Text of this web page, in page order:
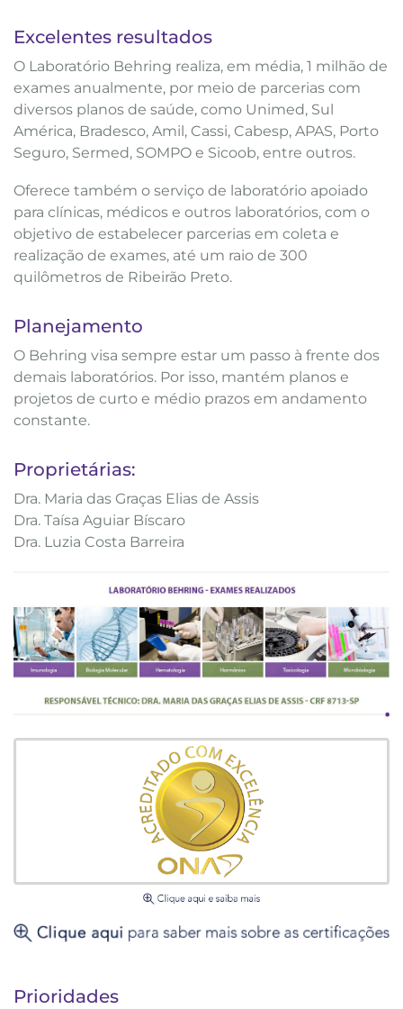
Excelentes resultados
O Laboratório Behring realiza, em média, 1 milhão de
exames anualmente, por meio de parcerias com
diversos planos de saúde, como Unimed, Sul
América, Bradesco, Amil, Cassi, Cabesp, APAS, Porto
Seguro, Sermed, SOMPO e Sicoob, entre outros.
Oferece também o serviço de laboratório apoiado
para clínicas, médicos e outros laboratórios, com o
objetivo de estabelecer parcerias em coleta e
realização de exames, até um raio de 300
quilômetros de Ribeirão Preto.
Planejamento
O Behring visa sempre estar um passo à frente dos
demais laboratórios. Por isso, mantém planos e
projetos de curto e médio prazos em andamento
constante.
Proprietárias:
Dra. Maria das Graças Elias de Assis
Dra. Taísa Aguiar Bíscaro
Dra. Luzia Costa Barreira
Prioridades